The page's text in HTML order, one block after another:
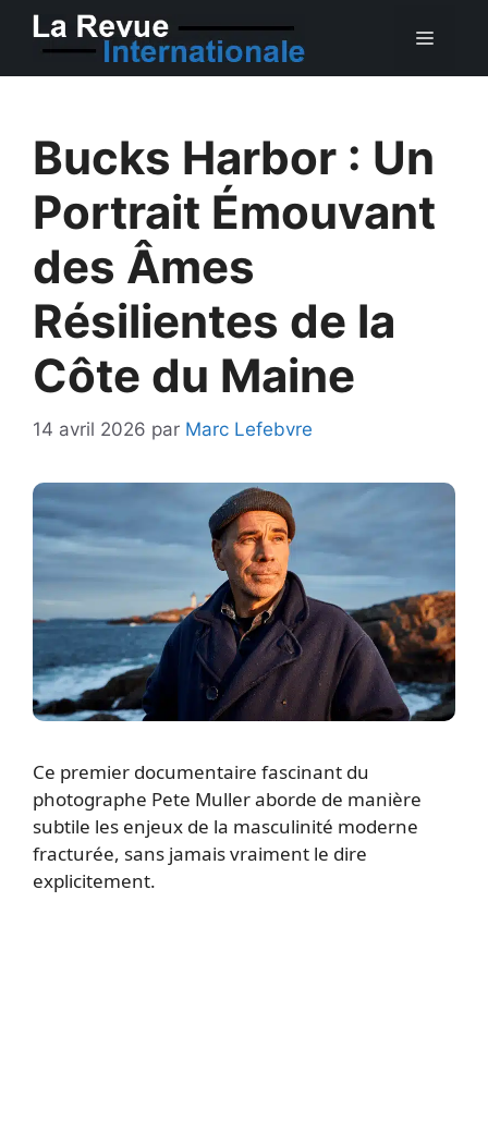
Aller
Bucks Harbor : Un
Portrait Émouvant
des Âmes
Résilientes de la
Côte du Maine
14 avril 2026 par Marc Lefebvre
Ce premier documentaire fascinant du
photographe Pete Muller aborde de manière
subtile les enjeux de la masculinité moderne
fracturée, sans jamais vraiment le dire
explicitement.